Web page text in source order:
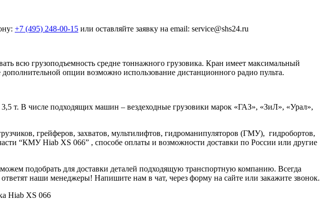
+7 (495) 248-00-15 или оставляйте заявку на email: service@shs24.ru
всю грузоподъемность средне тоннажного грузовика. Кран имеет максимальный
опции возможно использование дистанционного радио пульта.
т. В числе подходящих машин – вездеходные грузовики марок «ГАЗ», «ЗиЛ», «Урал»,
грейферов, захватов, мультилифтов, гидроманипуляторов (ГМУ), гидробортов,
“КМУ Hiab XS 066” , способе оплаты и возможности доставки по России или другие
подобрать для доставки деталей подходящую транспортную компанию. Всегда
наши менеджеры! Напишите нам в чат, через форму на сайте или закажите звонок.
Hiab XS 066